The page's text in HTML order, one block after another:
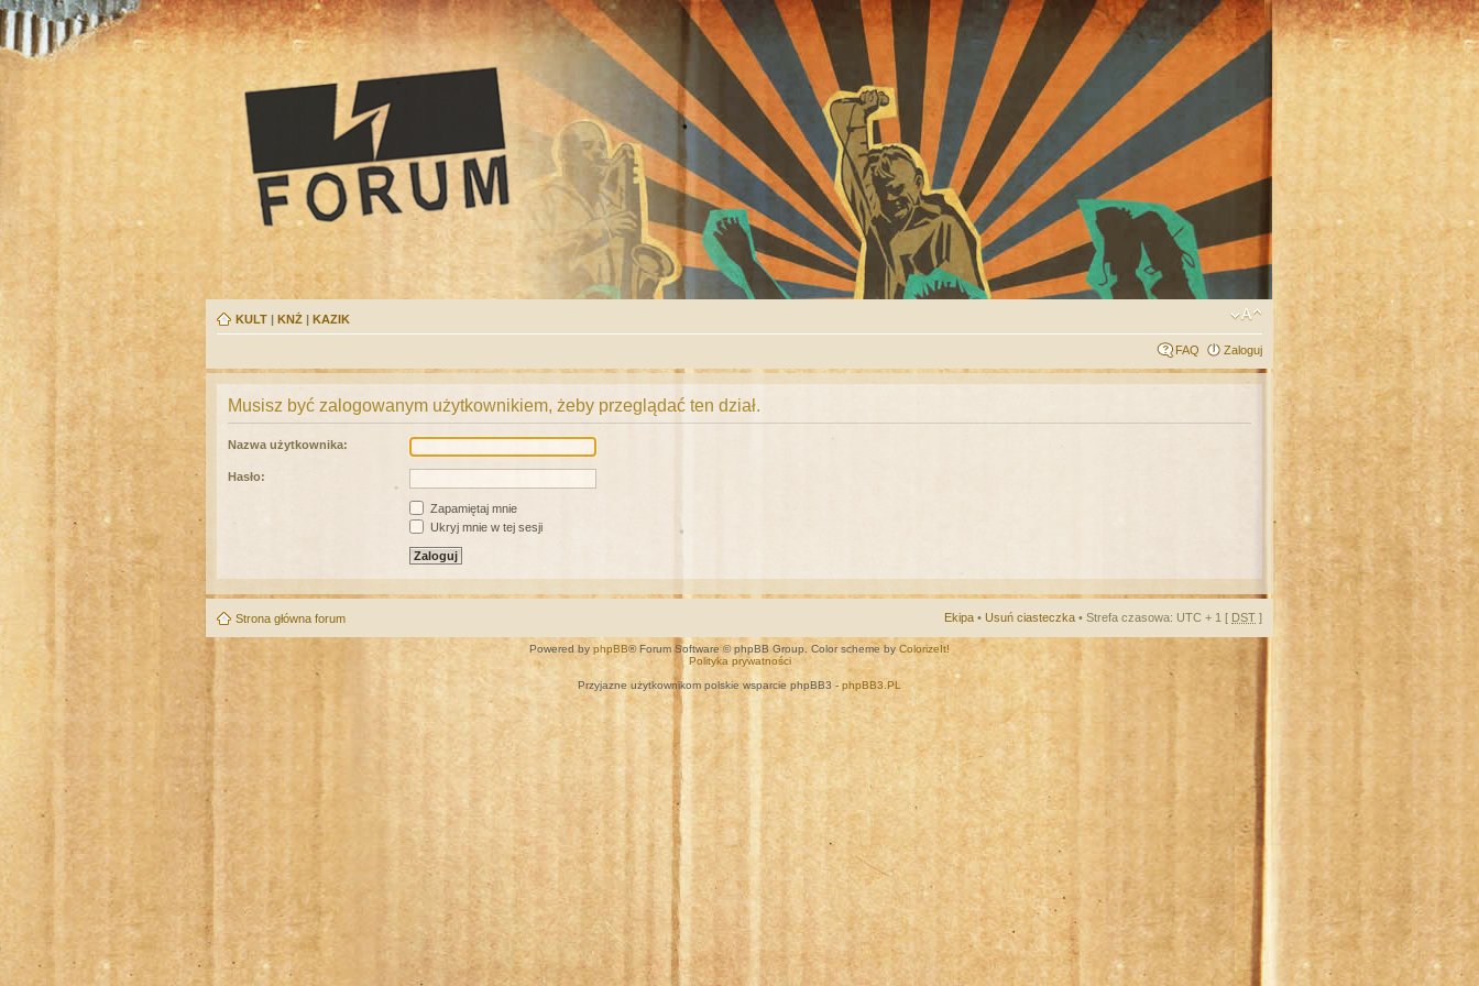
KULT | KNŻ | KAZIK
FAQ Zaloguj
Musisz być zalogowanym użytkownikiem, żeby przeglądać ten dział.
Nazwa użytkownika:
Hasło:
Zapamiętaj mnie
Ukryj mnie w tej sesji
Strona główna forum Ekipa • Usuń ciasteczka • Strefa czasowa: UTC + 1 [ DST ]
Powered by phpBB® Forum Software © phpBB Group. Color scheme by ColorizeIt!
Polityka prywatności
Przyjazne użytkownikom polskie wsparcie phpBB3 - phpBB3.PL